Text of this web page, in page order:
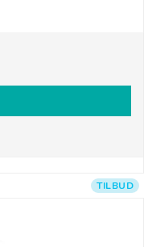
TILBUD